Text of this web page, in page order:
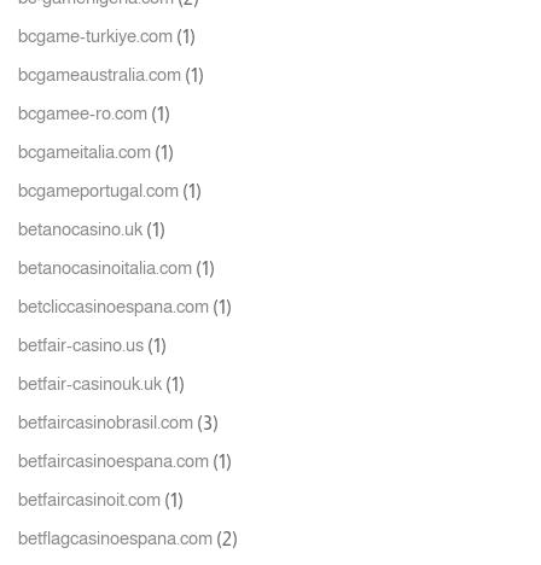
bcgame-turkiye.com (1)
bcgameaustralia.com (1)
bcgamee-ro.com (1)
bcgameitalia.com (1)
bcgameportugal.com (1)
betanocasino.uk (1)
betanocasinoitalia.com (1)
betcliccasinoespana.com (1)
betfair-casino.us (1)
betfair-casinouk.uk (1)
betfaircasinobrasil.com (3)
betfaircasinoespana.com (1)
betfaircasinoit.com (1)
betflagcasinoespana.com (2)